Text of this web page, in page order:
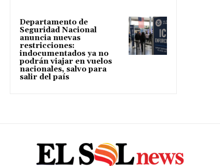
Departamento de
Seguridad Nacional
anuncia nuevas
restricciones:
indocumentados ya no
podrán viajar en vuelos
nacionales, salvo para
salir del país